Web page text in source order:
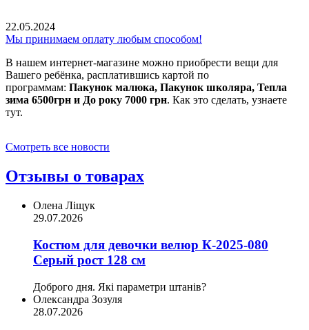
22.05.2024
Мы принимаем оплату любым способом!
В нашем интернет-магазине можно приобрести вещи для
Вашего ребёнка, расплатившись картой по
программам: Пакунок малюка, Пакунок школяра, Тепла
зима 6500грн и До року 7000 грн. Как это сделать, узнаете
тут.
Смотреть все новости
Отзывы о товарах
Олена Ліщук
29.07.2026
Костюм для девочки велюр К-2025-080
Серый рост 128 см
Доброго дня. Які параметри штанів?
Олександра Зозуля
28.07.2026